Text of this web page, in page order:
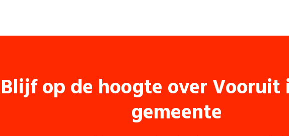
Blijf op de hoogte over
gemeente